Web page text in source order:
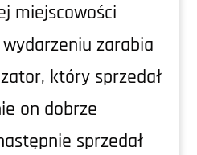
miejscowości
zarabia
który sprzedał
on dobrze
sprzedał